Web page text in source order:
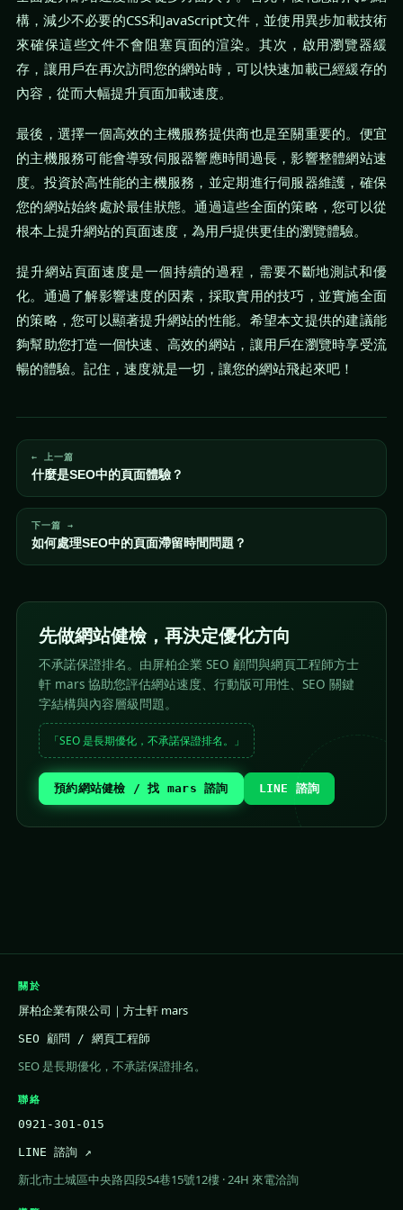
構，減少不必要的CSS和JavaScript文件，並使用異步加載技術
來確保這些文件不會阻塞頁面的渲染。其次，啟用瀏覽器緩
存，讓用戶在再次訪問您的網站時，可以快速加載已經緩存的
內容，從而大幅提升頁面加載速度。
最後，選擇一個高效的主機服務提供商也是至關重要的。便宜
的主機服務可能會導致伺服器響應時間過長，影響整體網站速
度。投資於高性能的主機服務，並定期進行伺服器維護，確保
您的網站始終處於最佳狀態。通過這些全面的策略，您可以從
根本上提升網站的頁面速度，為用戶提供更佳的瀏覽體驗。
提升網站頁面速度是一個持續的過程，需要不斷地測試和優
化。通過了解影響速度的因素，採取實用的技巧，並實施全面
的策略，您可以顯著提升網站的性能。希望本文提供的建議能
夠幫助您打造一個快速、高效的網站，讓用戶在瀏覽時享受流
暢的體驗。記住，速度就是一切，讓您的網站飛起來吧！
← 上一篇
什麼是SEO中的頁面體驗？
下一篇 →
如何處理SEO中的頁面滯留時間問題？
先做網站健檢，再決定優化方向
不承諾保證排名。由屏柏企業 SEO 顧問與網頁工程師方士
軒 mars 協助您評估網站速度、行動版可用性、SEO 關鍵
字結構與內容層級問題。
「SEO 是長期優化，不承諾保證排名。」
預約網站健檢 / 找 mars 諮詢 LINE 諮詢
關於
屏柏企業有限公司｜方士軒 mars
SEO 顧問 / 網頁工程師
SEO 是長期優化，不承諾保證排名。
聯絡
0921-301-015
LINE 諮詢 ↗
新北市土城區中央路四段54巷15號12樓 · 24H 來電洽詢